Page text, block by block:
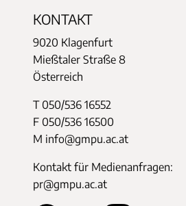
KONTAKT
9020 Klagenfurt
Mießtaler Straße 8
Österreich
T 050/536 16552
F 050/536 16500
M info@gmpu.ac.at
Kontakt für Medienanfragen:
pr@gmpu.ac.at